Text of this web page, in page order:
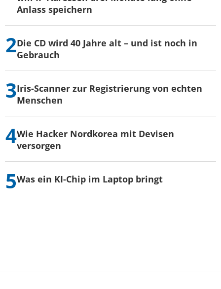
Anlass speichern
Die CD wird 40 Jahre alt – und ist noch in
Gebrauch
Iris-Scanner zur Registrierung von echten
Menschen
Wie Hacker Nordkorea mit Devisen
versorgen
Was ein KI-Chip im Laptop bringt